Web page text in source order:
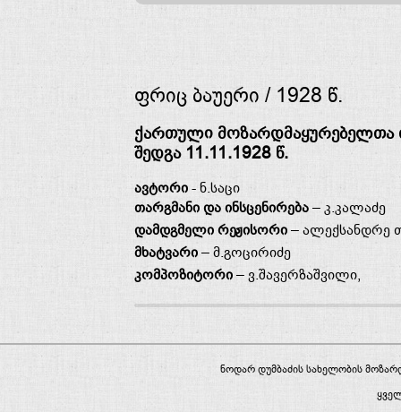
ფრიც ბაუერი / 1928 წ.
ქართული მოზარდმაყურებელთა
შედგა 11.11.1928 წ.
ავტორი - ნ.საცი
თარგმანი და ინსცენირება – კ.კალაძე
დამდგმელი რეჟისორი – ალექსანდრე
მხატვარი – მ.გოცირიძე
კომპოზიტორი – ვ.შავერზაშვილი,
ნოდარ დუმბაძის სახელობის